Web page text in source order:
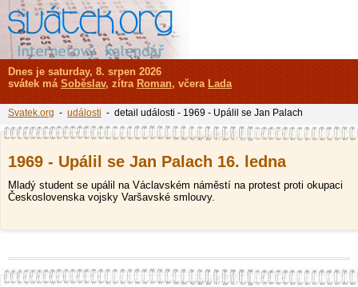
1969 - Upálil se Jan Palach 16. ledna
Mladý student se upálil na Václavském náměstí na protest proti okupaci
Československa vojsky Varšavské smlouvy.
Dnes je saturday, 8. srpen 2026
svátek má Soběslav, zítra Roman, včera Lada
Svatek.org - události - detail události - 1969 - Upálil se Jan Palach